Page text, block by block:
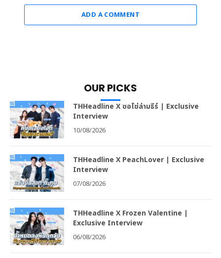
ADD A COMMENT
OUR PICKS
THHeadline X ซอโซ่ล่ามธีร์ | Exclusive
Interview
10/08/2026
THHeadline X PeachLover | Exclusive
Interview
07/08/2026
THHeadline X Frozen Valentine |
Exclusive Interview
06/08/2026